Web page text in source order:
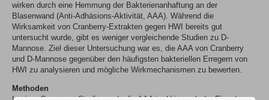
wirken durch eine Hemmung der Bakterienanhaftung an der
Blasenwand (Anti-Adhäsions-Aktivität, AAA). Während die
Wirksamkeit von Cranberry-Extrakten gegen HWI bereits gut
untersucht wurde, gibt es weniger vergleichende Studien zu D-
Mannose. Ziel dieser Untersuchung war es, die AAA von Cranberry
und D-Mannose gegenüber den häufigsten bakteriellen Erregern von
HWI zu analysieren und mögliche Wirkmechanismen zu bewerten.
Methoden